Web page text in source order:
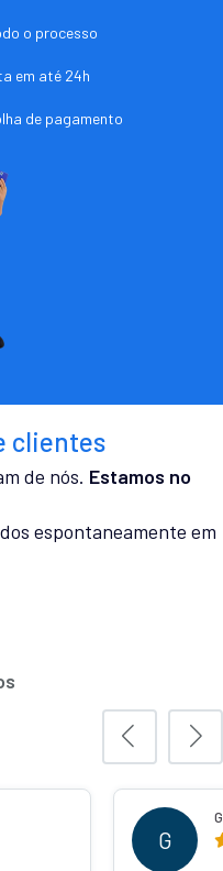
o processo
em até 24h
de pagamento
clientes
de nós. Estamos no
espontaneamente em
G